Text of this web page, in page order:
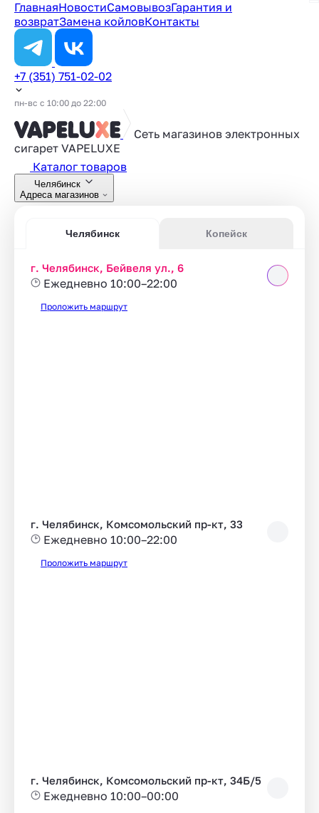
ГлавнаяНовостиСамовывозГарантия и
возвратЗамена койловКонтакты
+7 (351) 751-02-02
пн-вс с 10:00 до 22:00
Сеть магазинов электронных
сигарет VAPELUXE
Каталог товаров
Челябинск
Адреса магазинов
Челябинск Копейск
г. Челябинск, Бейвеля ул., 6
Ежедневно 10:00–22:00
Проложить маршрут
г. Челябинск, Комсомольский пр-кт, 33
Ежедневно 10:00–22:00
Проложить маршрут
г. Челябинск, Комсомольский пр-кт, 34Б/5
Ежедневно 10:00–00:00